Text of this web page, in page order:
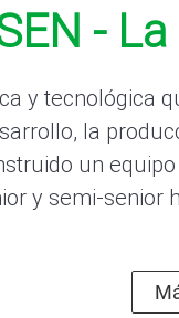
-
y
la
un
y semi-senior